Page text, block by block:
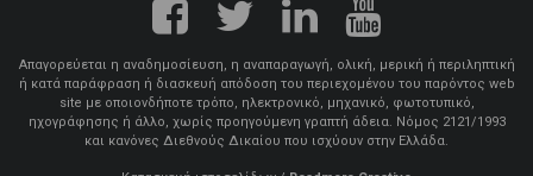
Απαγορεύεται η αναδημοσίευση, η αναπαραγωγή, ολική, μερική ή περιληπτική
ή κατά παράφραση ή διασκευή απόδοση του περιεχομένου του παρόντος web
site με οποιονδήποτε τρόπο, ηλεκτρονικό, μηχανικό, φωτοτυπικό,
ηχογράφησης ή άλλο, χωρίς προηγούμενη γραπτή άδεια. Νόμος 2121/1993
και κανόνες Διεθνούς Δικαίου που ισχύουν στην Ελλάδα.